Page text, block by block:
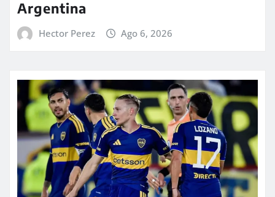
Argentina
Hector Perez Ago 6, 2026